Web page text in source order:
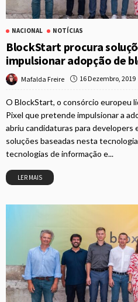
NACIONAL NOTÍCIAS
BlockStart procura
impulsionar adopção de
Mafalda Freire 16 Dezembro, 2019
O BlockStart, o consórcio europeu
Pixel que pretende impulsionar a
abriu candidaturas para developers
soluções baseadas nesta
tecnologias de informação e...
LER MAIS